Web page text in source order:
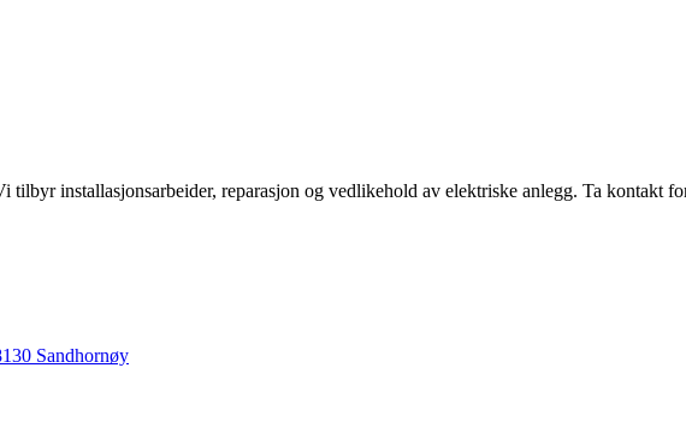
installasjonsarbeider, reparasjon og vedlikehold av elektriske anlegg. Ta kontakt
Sandhornøy